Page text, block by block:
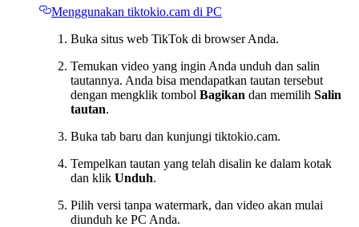
Menggunakan tiktokio.cam di PC
Buka situs web TikTok di browser Anda.
Temukan video yang ingin Anda unduh dan salin
tautannya. Anda bisa mendapatkan tautan tersebut
dengan mengklik tombol Bagikan dan memilih Salin
tautan.
Buka tab baru dan kunjungi tiktokio.cam.
Tempelkan tautan yang telah disalin ke dalam kotak
dan klik Unduh.
Pilih versi tanpa watermark, dan video akan mulai
diunduh ke PC Anda.